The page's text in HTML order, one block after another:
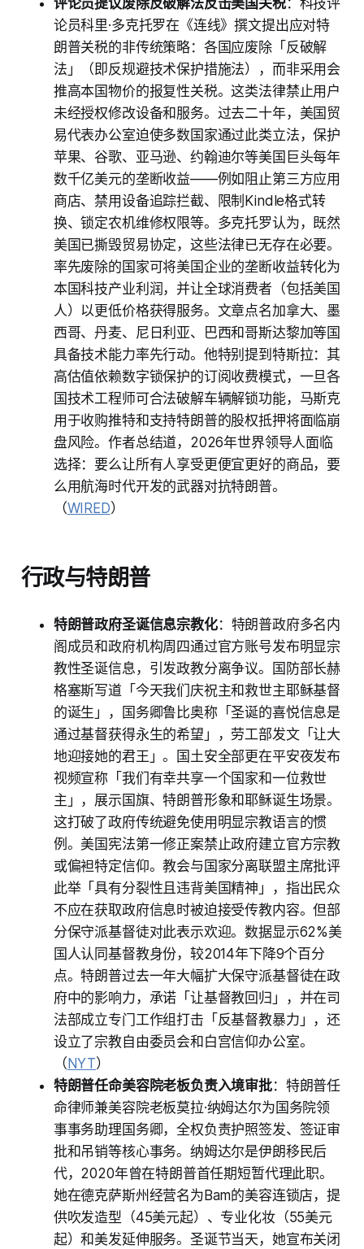
评论员提议废除反破解法反击美国关税：科技评
论员科里·多克托罗在《连线》撰文提出应对特
朗普关税的非传统策略：各国应废除「反破解
法」（即反规避技术保护措施法），而非采用会
推高本国物价的报复性关税。这类法律禁止用户
未经授权修改设备和服务。过去二十年，美国贸
易代表办公室迫使多数国家通过此类立法，保护
苹果、谷歌、亚马逊、约翰迪尔等美国巨头每年
数千亿美元的垄断收益——例如阻止第三方应用
商店、禁用设备追踪拦截、限制Kindle格式转
换、锁定农机维修权限等。多克托罗认为，既然
美国已撕毁贸易协定，这些法律已无存在必要。
率先废除的国家可将美国企业的垄断收益转化为
本国科技产业利润，并让全球消费者（包括美国
人）以更低价格获得服务。文章点名加拿大、墨
西哥、丹麦、尼日利亚、巴西和哥斯达黎加等国
具备技术能力率先行动。他特别提到特斯拉：其
高估值依赖数字锁保护的订阅收费模式，一旦各
国技术工程师可合法破解车辆解锁功能，马斯克
用于收购推特和支持特朗普的股权抵押将面临崩
盘风险。作者总结道，2026年世界领导人面临
选择：要么让所有人享受更便宜更好的商品，要
么用航海时代开发的武器对抗特朗普。
（WIRED）
行政与特朗普
特朗普政府圣诞信息宗教化：特朗普政府多名内
阁成员和政府机构周四通过官方账号发布明显宗
教性圣诞信息，引发政教分离争议。国防部长赫
格塞斯写道「今天我们庆祝主和救世主耶稣基督
的诞生」，国务卿鲁比奥称「圣诞的喜悦信息是
通过基督获得永生的希望」，劳工部发文「让大
地迎接她的君王」。国土安全部更在平安夜发布
视频宣称「我们有幸共享一个国家和一位救世
主」，展示国旗、特朗普形象和耶稣诞生场景。
这打破了政府传统避免使用明显宗教语言的惯
例。美国宪法第一修正案禁止政府建立官方宗教
或偏袒特定信仰。教会与国家分离联盟主席批评
此举「具有分裂性且违背美国精神」，指出民众
不应在获取政府信息时被迫接受传教内容。但部
分保守派基督徒对此表示欢迎。数据显示62%美
国人认同基督教身份，较2014年下降9个百分
点。特朗普过去一年大幅扩大保守派基督徒在政
府中的影响力，承诺「让基督教回归」，并在司
法部成立专门工作组打击「反基督教暴力」，还
设立了宗教自由委员会和白宫信仰办公室。
（ NYT）
特朗普任命美容院老板负责入境审批：特朗普任
命律师兼美容院老板莫拉·纳姆达尔为国务院领
事事务助理国务卿，全权负责护照签发、签证审
批和吊销等核心事务。纳姆达尔是伊朗移民后
代，2020年曾在特朗普首任期短暂代理此职。
她在德克萨斯州经营名为Bam的美容连锁店，提
供吹发造型（45美元起）、专业化妆（55美元
起）和美发延伸服务。圣诞节当天，她宣布关闭